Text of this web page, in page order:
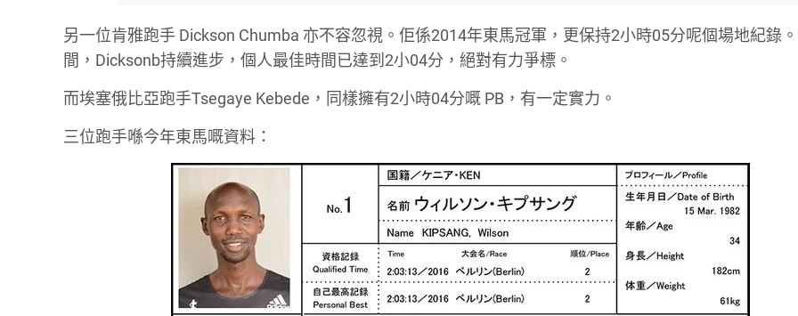
另一位肯雅跑手 Dickson Chumba 亦不容忽視。佢係2014年東馬冠軍，更保持2小時05分呢個場地紀錄
間，Dicksonb持續進步，個人最佳時間已達到2小04分，絕對有力爭標。
而埃塞俄比亞跑手Tsegaye Kebede，同樣擁有2小時04分嘅 PB，有一定實力。
三位跑手喺今年東馬嘅資料：